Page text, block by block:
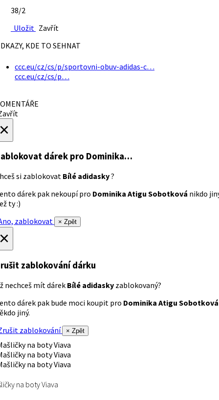
38/2
Uložit Zavřít
KDE TO SEHNAT
ccc.eu/cz/cs/p/sportovni-obuv-adidas-c…
ccc.eu/cz/cs/p…
dárek pro Dominika…
si zablokovat Bílé adidasky?
dárek pak nekoupí pro Dominika Atigu Sobotková nikdo
ty :)
zablokovat
× Zpět
zablokování dárku
nechceš mít dárek Bílé adidasky zablokovaný?
dárek pak bude moci koupit pro Dominika Atigu Sobotková
jiný.
zablokování
× Zpět
na boty Viava